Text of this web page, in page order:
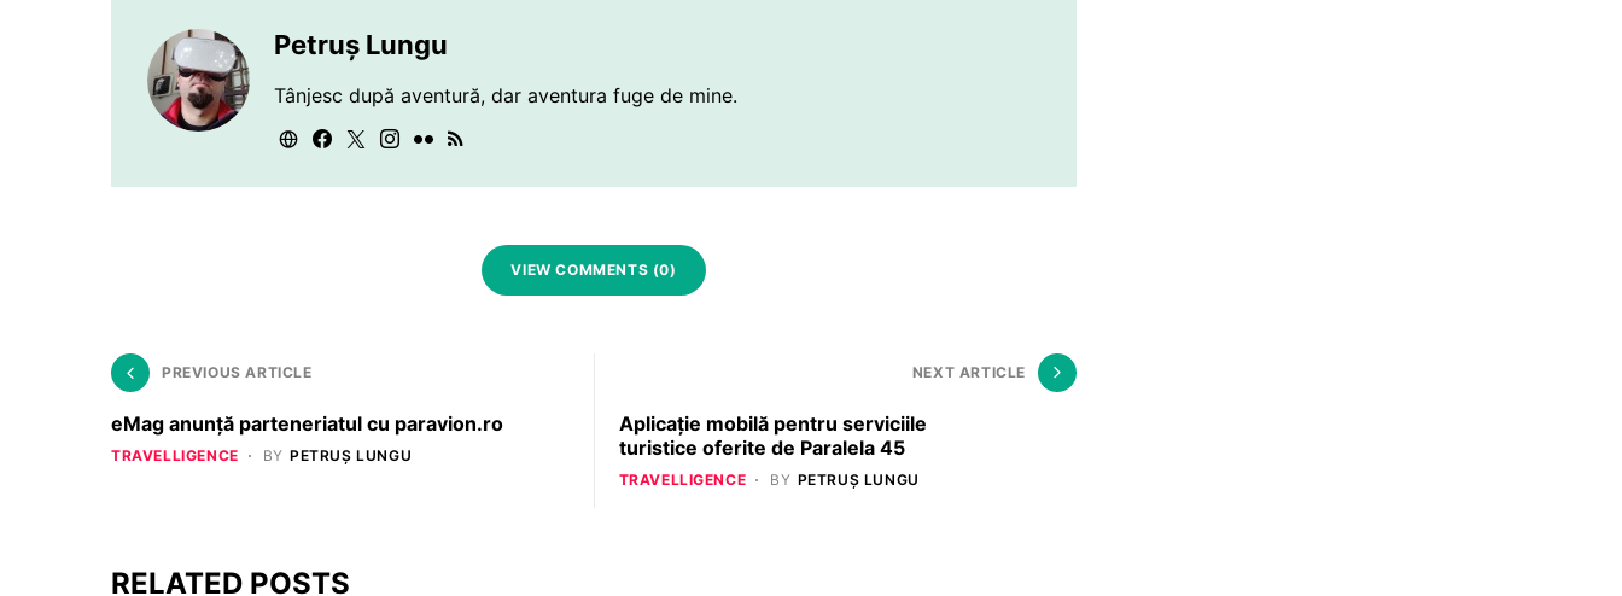
Petruș Lungu
Tânjesc după aventură, dar aventura fuge de mine.
VIEW COMMENTS (0)
PREVIOUS ARTICLE
eMag anunță parteneriatul cu paravion.ro
TRAVELLIGENCE BY PETRUȘ LUNGU
NEXT ARTICLE
Aplicație mobilă pentru serviciile
turistice oferite de Paralela 45
TRAVELLIGENCE BY PETRUȘ LUNGU
RELATED POSTS